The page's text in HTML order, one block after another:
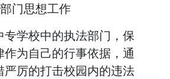
门思想工作
专学校中的执法部门，保
为自己的行事依据，通
严厉的打击校园内的违法